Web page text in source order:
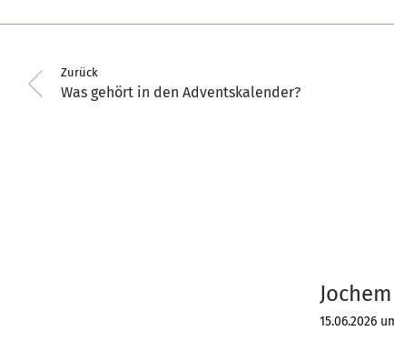
Zurück
Was gehört in den Adventskalender?
Jochem
15.06.2026